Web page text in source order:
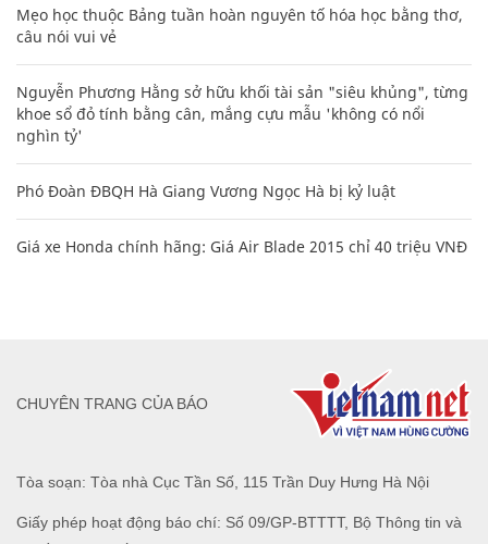
Mẹo học thuộc Bảng tuần hoàn nguyên tố hóa học bằng thơ,
câu nói vui vẻ
Nguyễn Phương Hằng sở hữu khối tài sản "siêu khủng", từng
khoe sổ đỏ tính bằng cân, mắng cựu mẫu 'không có nổi
nghìn tỷ'
Phó Đoàn ĐBQH Hà Giang Vương Ngọc Hà bị kỷ luật
Giá xe Honda chính hãng: Giá Air Blade 2015 chỉ 40 triệu VNĐ
Tòa soạn: Tòa nhà Cục Tần Số, 115 Trần Duy Hưng Hà Nội
Giấy phép hoạt động báo chí: Số 09/GP-BTTTT, Bộ Thông tin và
CHUYÊN TRANG CỦA BÁO